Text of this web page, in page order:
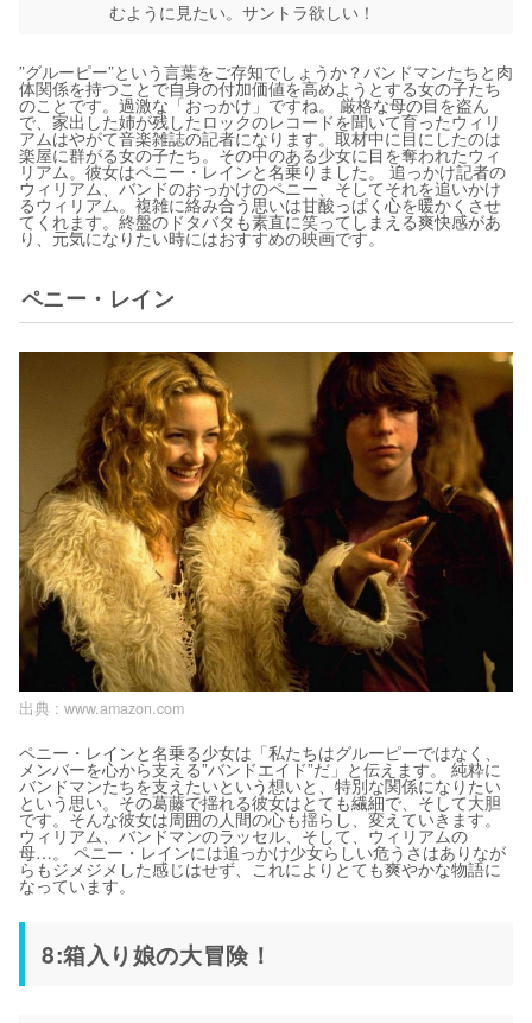
むように見たい。サントラ欲しい！
”グルーピー”という言葉をご存知でしょうか？バンドマンたちと肉
体関係を持つことで自身の付加価値を高めようとする女の子たち
のことです。過激な「おっかけ」ですね。 厳格な母の目を盗ん
で、家出した姉が残したロックのレコードを聞いて育ったウィリ
アムはやがて音楽雑誌の記者になります。取材中に目にしたのは
楽屋に群がる女の子たち。その中のある少女に目を奪われたウィ
リアム。彼女はペニー・レインと名乗りました。 追っかけ記者の
ウィリアム、バンドのおっかけのペニー、そしてそれを追いかけ
るウィリアム。複雑に絡み合う思いは甘酸っぱく心を暖かくさせ
てくれます。終盤のドタバタも素直に笑ってしまえる爽快感があ
り、元気になりたい時にはおすすめの映画です。
ペニー・レイン
出典 : www.amazon.com
ペニー・レインと名乗る少女は「私たちはグルーピーではなく、
メンバーを心から支える”バンドエイド”だ」と伝えます。 純粋に
バンドマンたちを支えたいという想いと、特別な関係になりたい
という思い。その葛藤で揺れる彼女はとても繊細で、そして大胆
です。そんな彼女は周囲の人間の心も揺らし、変えていきます。
ウィリアム、バンドマンのラッセル、そして、ウィリアムの
母…。 ペニー・レインには追っかけ少女らしい危うさはありなが
らもジメジメした感じはせず、これによりとても爽やかな物語に
なっています。
8:箱入り娘の大冒険！